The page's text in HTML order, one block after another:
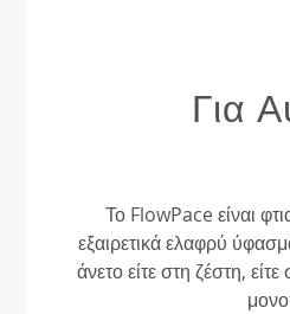
Για
Το FlowPace είναι
εξαιρετικά ελαφρύ
άνετο είτε στη ζέστη,